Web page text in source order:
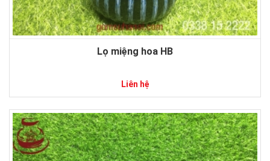
Lọ miệng hoa HB
Liên hệ